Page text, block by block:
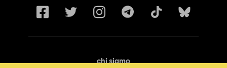
chi siamo